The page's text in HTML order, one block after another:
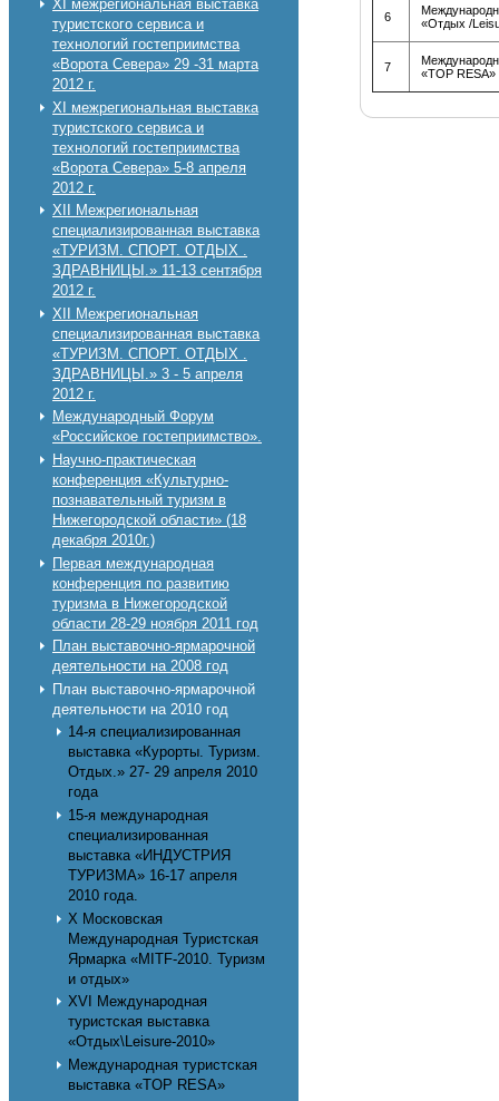
XI межрегиональная выставка
туристского сервиса и
технологий гостеприимства
«Ворота Севера» 29 -31 марта
2012 г.
XI межрегиональная выставка
туристского сервиса и
технологий гостеприимства
«Ворота Севера» 5-8 апреля
2012 г.
XII Межрегиональная
специализированная выставка
«ТУРИЗМ. СПОРТ. ОТДЫХ .
ЗДРАВНИЦЫ.» 11-13 сентября
2012 г.
XII Межрегиональная
специализированная выставка
«ТУРИЗМ. СПОРТ. ОТДЫХ .
ЗДРАВНИЦЫ.» 3 - 5 апреля
2012 г.
Международный Форум
«Российское гостеприимство».
Научно-практическая
конференция «Культурно-
познавательный туризм в
Нижегородской области» (18
декабря 2010г.)
Первая международная
конференция по развитию
туризма в Нижегородской
области 28-29 ноября 2011 год
План выставочно-ярмарочной
деятельности на 2008 год
План выставочно-ярмарочной
деятельности на 2010 год
14-я специализированная
выставка «Курорты. Туризм.
Отдых.» 27- 29 апреля 2010
года
15-я международная
специализированная
выставка «ИНДУСТРИЯ
ТУРИЗМА» 16-17 апреля
2010 года.
X Московская
Международная Туристская
Ярмарка «MITF-2010. Туризм
и отдых»
XVI Международная
туристская выставка
«Отдых\Leisure-2010»
Международная туристская
выставка «TOP RESA»
6
«Отдых /
7
«TOP RESA»